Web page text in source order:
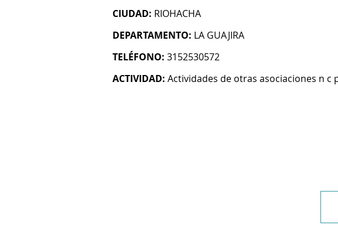
CIUDAD: RIOHACHA
DEPARTAMENTO: LA GUAJIRA
TELÉFONO: 3152530572
ACTIVIDAD: Actividades de otras asociaciones n c